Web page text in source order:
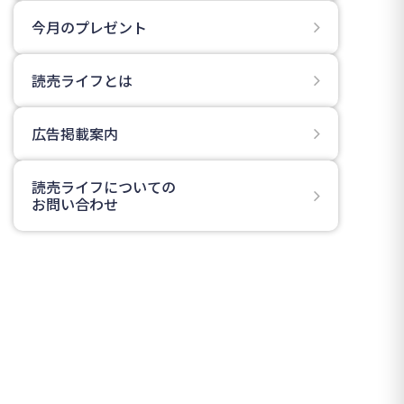
今月のプレゼント
読売ライフとは
広告掲載案内
読売ライフについての
お問い合わせ